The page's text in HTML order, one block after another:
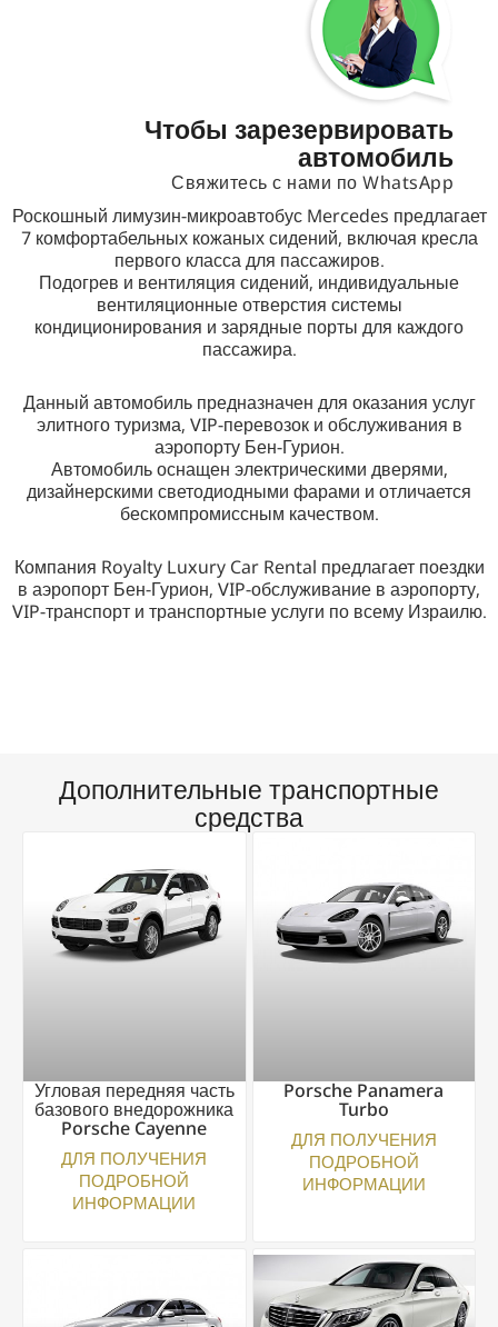
Роскошный лимузин-микроавтобус Mercedes предлагает
7 комфортабельных кожаных сидений, включая кресла
первого класса для пассажиров.
Подогрев и вентиляция сидений, индивидуальные
вентиляционные отверстия системы
кондиционирования и зарядные порты для каждого
пассажира.
Данный автомобиль предназначен для оказания услуг
элитного туризма, VIP-перевозок и обслуживания в
аэропорту Бен-Гурион.
Автомобиль оснащен электрическими дверями,
дизайнерскими светодиодными фарами и отличается
бескомпромиссным качеством.
Компания Royalty Luxury Car Rental предлагает поездки
в аэропорт Бен-Гурион, VIP-обслуживание в аэропорту,
VIP-транспорт и транспортные услуги по всему Израилю.
Чтобы зарезервировать
автомобиль
Свяжитесь с нами по WhatsApp
Дополнительные транспортные
средства
Угловая передняя часть
базового внедорожника
Porsche Cayenne
ДЛЯ ПОЛУЧЕНИЯ
ПОДРОБНОЙ
ИНФОРМАЦИИ
Porsche Panamera
Turbo
ДЛЯ ПОЛУЧЕНИЯ
ПОДРОБНОЙ
ИНФОРМАЦИИ